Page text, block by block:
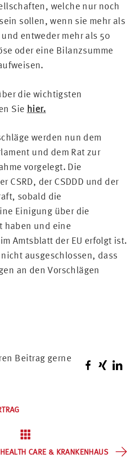
welche nur noch
sollen, wenn sie mehr als
entweder mehr als 50
oder eine Bilanzsumme
die wichtigsten
Sie hier.
werden nun dem
und dem Rat zur
vorgelegt. Die
CSRD, der CSDDD und der
sobald die
Einigung über die
haben und eine
Amtsblatt der EU erfolgt ist.
ausgeschlossen, dass
an den Vorschlägen
Beitrag gerne
HEALTH CARE & KRANKENHAUS